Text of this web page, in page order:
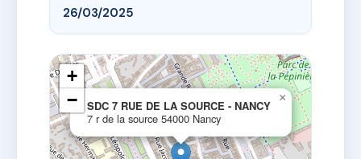
26/03/2025
SDC 7 RUE DE LA SOURCE - NANCY
7 r de la source 54000 Nancy
×
+
−